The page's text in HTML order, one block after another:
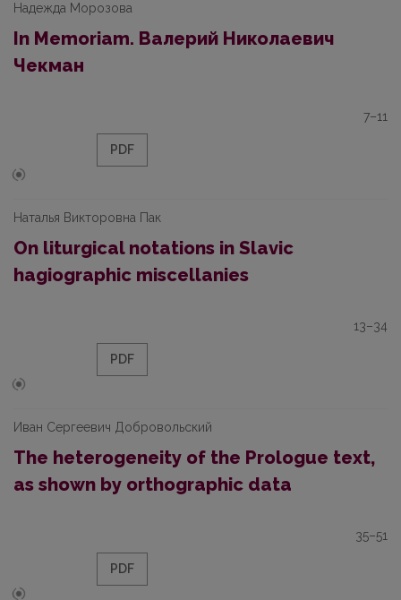
Надежда Морозова
In Memoriam. Валерий Николаевич
Чекман
7–11
PDF
Наталья Викторовна Пак
On liturgical notations in Slavic
hagiographic miscellanies
13–34
PDF
Иван Сергеевич Добровольский
The heterogeneity of the Prologue text,
as shown by orthographic data
35–51
PDF